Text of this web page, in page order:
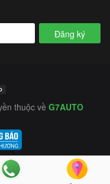
Đăng ký
thuộc về G7AUTO